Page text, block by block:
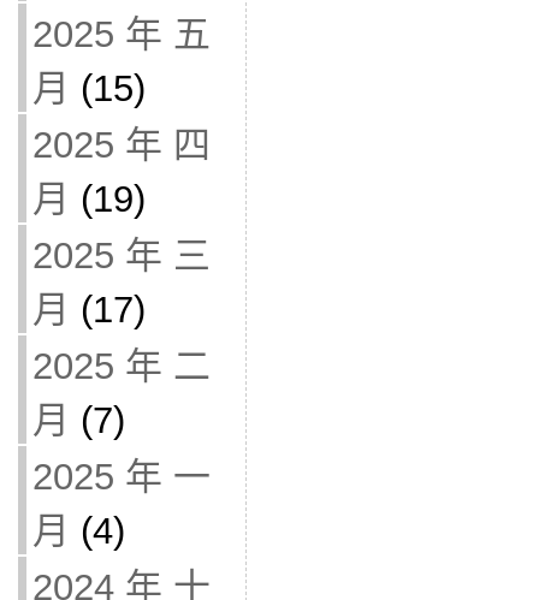
2025 年 五
月 (15)
2025 年 四
月 (19)
2025 年 三
月 (17)
2025 年 二
月 (7)
2025 年 一
月 (4)
2024 年 十